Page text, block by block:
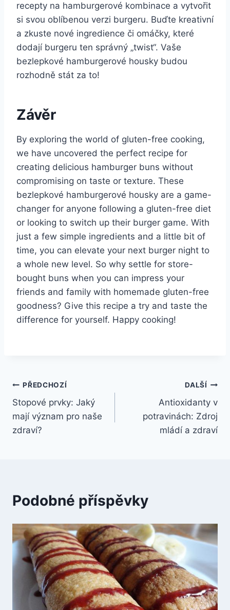
recepty na hamburgerové kombinace a vytvořit
si svou ‌oblíbenou verzi burgeru. Buďte kreativní
a⁢ zkuste nové ingredience či omáčky, které
dodají burgeru ten správný „twist“. Vaše
bezlepkové‍ hamburgerové housky budou
rozhodně​ stát za to!
Závěr
By exploring the world of gluten-free cooking,
we have uncovered the perfect⁤ recipe for
creating delicious hamburger buns without
compromising on taste or texture. These
bezlepkové‌ hamburgerové housky are a game-
changer for anyone following a gluten-free ⁣diet
or looking to ​switch up their burger game. With
just a few simple ingredients‌ and a little bit of
time, ‌you ​can elevate your next burger night to
a whole new level. So why settle for store-
bought buns when you can impress ⁢your
friends and family with homemade⁢ gluten-free
goodness? Give this recipe a try and taste the
difference for yourself.‌ Happy ⁢cooking!
Navigace
pro
příspěvek
PŘEDCHOZÍ
Stopové prvky: Jaký
mají význam pro naše
zdraví?
DALŠÍ
Antioxidanty v
potravinách: Zdroj
mládí a zdraví
Podobné příspěvky